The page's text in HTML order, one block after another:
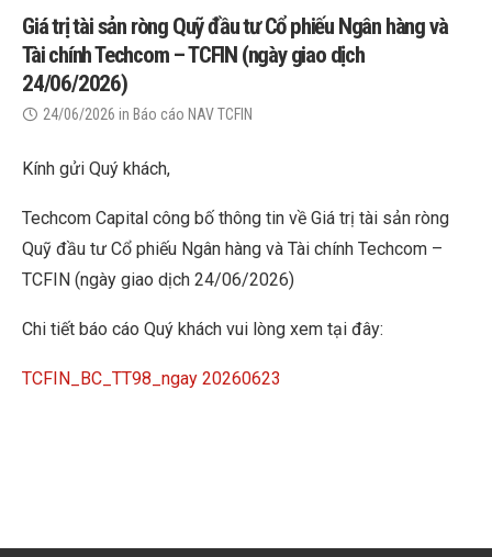
Giá trị tài sản ròng Quỹ đầu tư Cổ phiếu Ngân hàng và
Tài chính Techcom – TCFIN (ngày giao dịch
24/06/2026)
24/06/2026 in Báo cáo NAV TCFIN
Kính gửi Quý khách,
Techcom Capital công bố thông tin về Giá trị tài sản ròng
Quỹ đầu tư Cổ phiếu Ngân hàng và Tài chính Techcom –
TCFIN (ngày giao dịch 24/06/2026)
Chi tiết báo cáo Quý khách vui lòng xem tại đây:
TCFIN_BC_TT98_ngay 20260623